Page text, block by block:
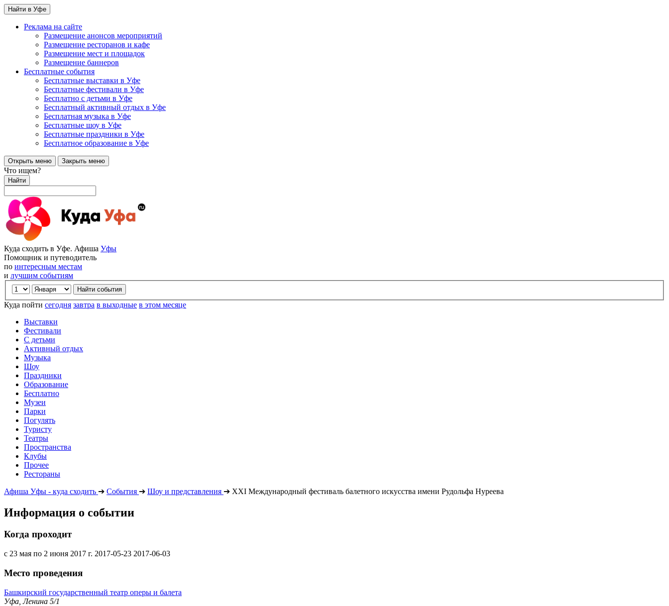
Найти в Уфе
Реклама на сайте
Размещение анонсов мероприятий
Размещение ресторанов и кафе
Размещение мест и площадок
Размещение баннеров
Бесплатные события
Бесплатные выставки в Уфе
Бесплатные фестивали в Уфе
Бесплатно с детьми в Уфе
Бесплатный активный отдых в Уфе
Бесплатная музыка в Уфе
Бесплатные шоу в Уфе
Бесплатные праздники в Уфе
Бесплатное образование в Уфе
Открыть меню Закрыть меню
Что ищем?
Найти
Куда сходить в Уфе. Афиша Уфы
Помощник и путеводитель
по интересным местам
и лучшим событиям
Куда пойти сегодня завтра в выходные в этом месяце
Выставки
Фестивали
С детьми
Активный отдых
Музыка
Шоу
Праздники
Образование
Бесплатно
Музеи
Парки
Погулять
Туристу
Театры
Пространства
Клубы
Прочее
Рестораны
Афиша Уфы - куда сходить ➔ События ➔ Шоу и представления ➔ XXI Международный фестиваль балетного искусства имени Рудольфа Нуреева
Информация о событии
Когда проходит
с 23 мая по 2 июня 2017 г. 2017-05-23 2017-06-03
Место проведения
Башкирский государственный театр оперы и балета
Уфа, Ленина 5/1